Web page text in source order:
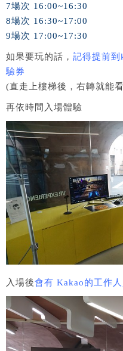
7場次 16:00~16:30
8場次 16:30~17:00
9場次 17:00~17:30
如果要玩的話， 記得提前到
驗券
(直走上樓梯後，右轉就能
再依時間入場體驗
入場後會有 Kakao的工作